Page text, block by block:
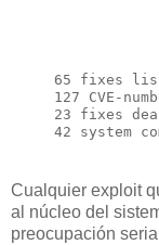
65 fixes
127 CVE-
23 fixes
42 system
Cualquier exploit
al núcleo del
preocupación